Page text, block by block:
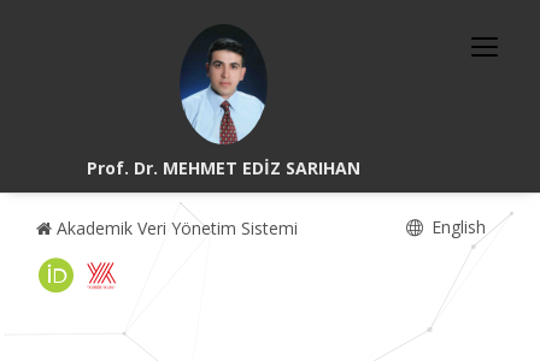
Prof. Dr. MEHMET EDİZ SARIHAN
Akademik Veri Yönetim Sistemi English